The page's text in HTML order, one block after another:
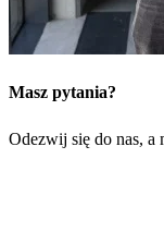
Masz pytania?
Odezwij się do nas, a